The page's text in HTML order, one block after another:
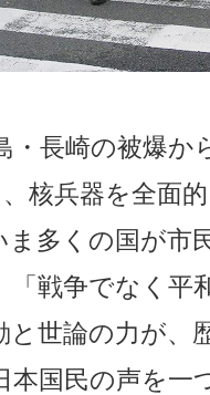
・長崎の被爆か
核兵器を全面
ま多くの国が市
「戦争でなく平
と世論の力が、
本国民の声を一